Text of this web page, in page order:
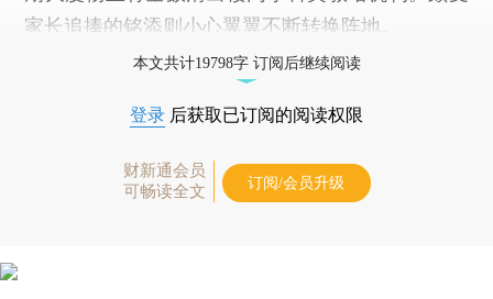
家长追捧的铭添则小心翼翼不断转换阵地。
本文共计19798字 订阅后继续阅读
登录 后获取已订阅的阅读权限
财新通会员
可畅读全文
订阅/会员升级